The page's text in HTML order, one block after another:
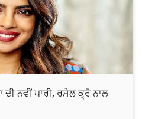
ਦੀ ਨਵੀਂ ਪਾਰੀ, ਰਸੇਲ ਕ੍ਰੋ ਨਾਲ